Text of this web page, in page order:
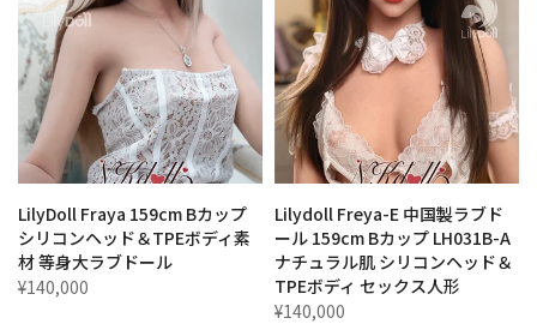
LilyDoll Fraya 159cm Bカップ
シリコンヘッド＆TPEボディ素
材 等身大ラブドール
¥140,000
Lilydoll Freya-E 中国製ラブド
ール 159cm Bカップ LH031B-A
ナチュラル肌 シリコンヘッド＆
TPEボディ セックス人形
¥140,000